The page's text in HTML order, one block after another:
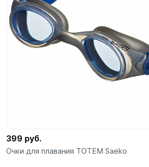
399 руб.
Очки для плавания TOTEM Saeko